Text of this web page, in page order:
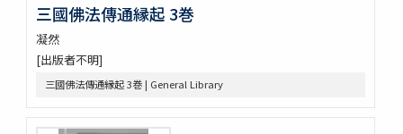
連哥證哥
鷹桐之卷抜書
伊勢千句註
元禄版東海道驛路記
つれつれ草拾遺
三國佛法傳通縁起 3巻
凝然
[出版者不明]
三國佛法傳通縁起 3巻 | General Library